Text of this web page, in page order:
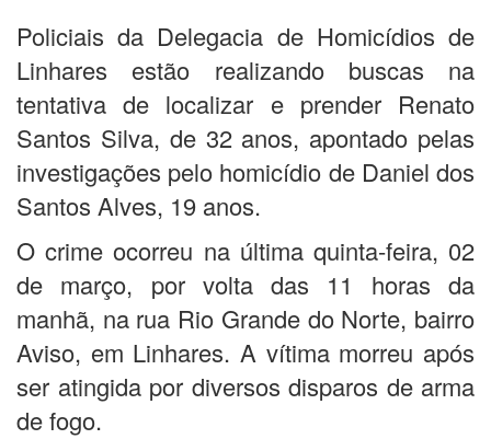
Policiais da Delegacia de Homicídios de
Linhares estão realizando buscas na
tentativa de localizar e prender Renato
Santos Silva, de 32 anos, apontado pelas
investigações pelo homicídio de Daniel dos
Santos Alves, 19 anos.
O crime ocorreu na última quinta-feira, 02
de março, por volta das 11 horas da
manhã, na rua Rio Grande do Norte, bairro
Aviso, em Linhares. A vítima morreu após
ser atingida por diversos disparos de arma
de fogo.